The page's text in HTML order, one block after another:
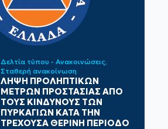
Δελτία τύπου - Ανακοινώσεις
Σταθερή ανακοίνωση
ΛΗΨΗ ΠΡΟΛΗΠΤΙΚΩΝ
ΜΕΤΡΩΝ ΠΡΟΣΤΑΣΙΑΣ ΑΠΟ
ΤΟΥΣ ΚΙΝΔΥΝΟΥΣ ΤΩΝ
ΠΥΡΚΑΓΙΩΝ ΚΑΤΑ ΤΗΝ
ΤΡΕΧΟΥΣΑ ΘΕΡΙΝΗ ΠΕΡΙΟΔΟ